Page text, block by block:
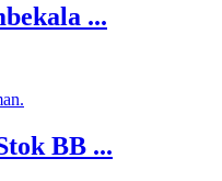
...
BB ...